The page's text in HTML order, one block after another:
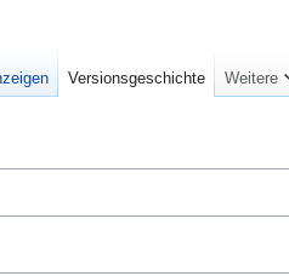
Versionsgeschichte Weitere